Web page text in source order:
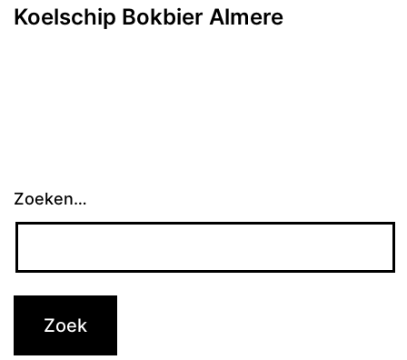
Koelschip Bokbier Almere
Zoeken…